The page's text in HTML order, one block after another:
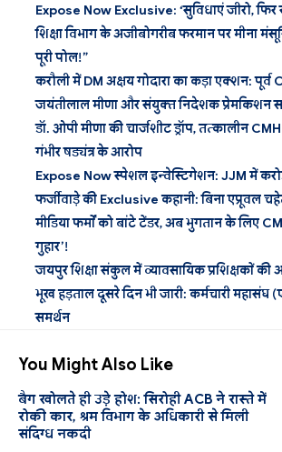
Expose Now Exclusive: ‘सुविधाएं जीरो,
शिक्षा विभाग के अजीबोगरीब फरमान पर मीना
पूरी पोल!”
करौली में DM अक्षय गोदारा का कड़ा एक्शन: पूर्व
जयंतीलाल मीणा और संयुक्त निदेशक प्रेमकिशन
डॉ. ओपी मीणा की चार्जशीट ड्रॉप, तत्कालीन
गंभीर षड्यंत्र के आरोप
Expose Now स्पेशल इन्वेस्टिगेशन: JJM में
फर्जीवाड़े की Exclusive कहानी: बिना एप्रूवल
मीडिया फर्मों को बांटे टेंडर, अब भुगतान के लिए CM
गुहार’!
जयपुर शिक्षा संकुल में व्यावसायिक प्रशिक्षकों की
भूख हड़ताल दूसरे दिन भी जारी: कर्मचारी महासंघ
समर्थन
You Might Also Like
बैग खोलते ही उड़े होश: सिरोही ACB ने रास्ते में
रोकी कार, श्रम विभाग के अधिकारी से मिली
संदिग्ध नकदी